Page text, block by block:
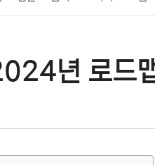
건강 의료 의학 경제
년 로드